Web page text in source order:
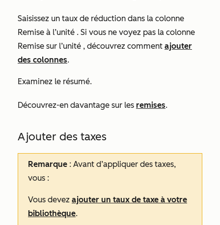
Saisissez un taux de réduction dans la colonne
Remise à l’unité . Si vous ne voyez pas la colonne
Remise sur l’unité , découvrez comment ajouter
des colonnes.
Examinez le résumé.
Découvrez-en davantage sur les remises.
Ajouter des taxes
Remarque : Avant d’appliquer des taxes,
vous :
Vous devez ajouter un taux de taxe à votre
bibliothèque.